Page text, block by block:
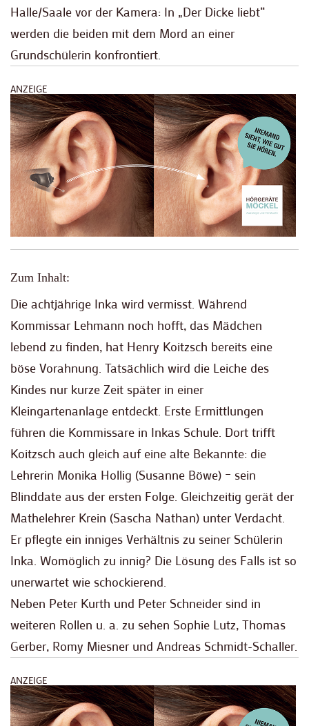
Halle/Saale vor der Kamera: In „Der Dicke liebt“
werden die beiden mit dem Mord an einer
Grundschülerin konfrontiert.
ANZEIGE
Zum Inhalt:
Die achtjährige Inka wird vermisst. Während
Kommissar Lehmann noch hofft, das Mädchen
lebend zu finden, hat Henry Koitzsch bereits eine
böse Vorahnung. Tatsächlich wird die Leiche des
Kindes nur kurze Zeit später in einer
Kleingartenanlage entdeckt. Erste Ermittlungen
führen die Kommissare in Inkas Schule. Dort trifft
Koitzsch auch gleich auf eine alte Bekannte: die
Lehrerin Monika Hollig (Susanne Böwe) – sein
Blinddate aus der ersten Folge. Gleichzeitig gerät der
Mathelehrer Krein (Sascha Nathan) unter Verdacht.
Er pflegte ein inniges Verhältnis zu seiner Schülerin
Inka. Womöglich zu innig? Die Lösung des Falls ist so
unerwartet wie schockierend.
Neben Peter Kurth und Peter Schneider sind in
weiteren Rollen u. a. zu sehen Sophie Lutz, Thomas
Gerber, Romy Miesner und Andreas Schmidt-Schaller.
ANZEIGE